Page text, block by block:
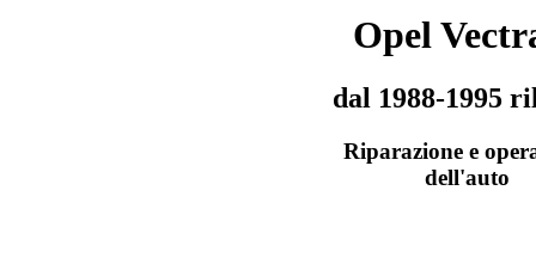
Opel
dal 1988-1995
Riparazione e
dell'auto